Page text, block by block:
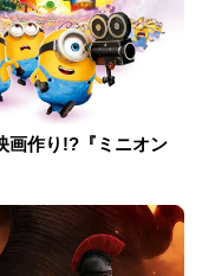
画作り!?『ミニオン